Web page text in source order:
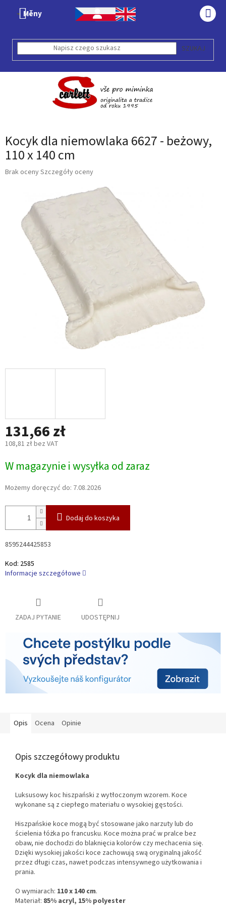
Měny
SZUKAJ
Kocyk dla niemowlaka 6627 - beżowy,
110 x 140 cm
Średnia
gwiazdek.
Brak ocenySzczegóły oceny
131,66 zł
108,81 zł bez VAT
jednostkowa:
W magazynie i wysyłka od zaraz
Możemy doręczyć do: 7.08.2026
Dodaj do koszyka
8595244425853
Kod: 2585
Informacje szczegółowe
ZADAJ PYTANIE UDOSTĘPNIJ
Opis Ocena Opinie
Opis szczegółowy produktu
Kocyk dla niemowlaka
Luksusowy koc hiszpański z wytłoczonym wzorem. Koce
wykonane są z ciepłego materiału o wysokiej gęstości.
Hiszpańskie koce mogą być stosowane jako narzuty lub do
ścielenia łóżka po francusku. Koce można prać w pralce bez
obaw, nie dochodzi do blaknięcia kolorów czy mechacenia się.
Dzięki wysokiej jakości koce zachowują swą oryginalną jakość
przez długi czas, nawet podczas intensywnego użytkowania i
prania.
O wymiarach: 110 x 140 cm.
Materiał: 85% acryl, 15% polyester